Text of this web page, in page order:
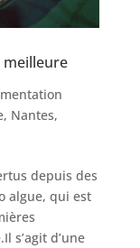
meilleure
, Nantes,
depuis des
algue, qui est
s’agit d’une